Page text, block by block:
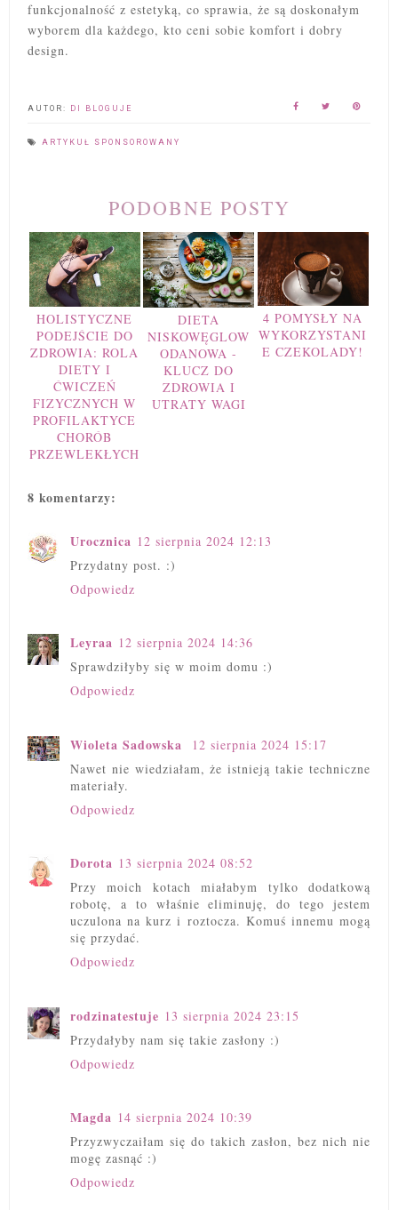
funkcjonalność z estetyką, co sprawia, że są doskonałym
wyborem dla każdego, kto ceni sobie komfort i dobry
design.
AUTOR: DI BLOGUJE
ARTYKUŁ SPONSOROWANY
PODOBNE POSTY
HOLISTYCZNE
PODEJŚCIE DO
ZDROWIA: ROLA
DIETY I
ĆWICZEŃ
FIZYCZNYCH W
PROFILAKTYCE
CHORÓB
PRZEWLEKŁYCH
DIETA
NISKOWĘGLOW
ODANOWA -
KLUCZ DO
ZDROWIA I
UTRATY WAGI
4 POMYSŁY NA
WYKORZYSTANI
E CZEKOLADY!
8 komentarzy:
Urocznica 12 sierpnia 2024 12:13
Przydatny post. :)
Odpowiedz
Leyraa 12 sierpnia 2024 14:36
Sprawdziłyby się w moim domu :)
Odpowiedz
Wioleta Sadowska
12 sierpnia 2024 15:17
Nawet nie wiedziałam, że istnieją takie techniczne
materiały.
Odpowiedz
Dorota 13 sierpnia 2024 08:52
Przy moich kotach miałabym tylko dodatkową
robotę, a to właśnie eliminuję, do tego jestem
uczulona na kurz i roztocza. Komuś innemu mogą
się przydać.
Odpowiedz
rodzinatestuje 13 sierpnia 2024 23:15
Przydałyby nam się takie zasłony :)
Odpowiedz
Magda 14 sierpnia 2024 10:39
Przyzwyczaiłam się do takich zasłon, bez nich nie
mogę zasnąć :)
Odpowiedz